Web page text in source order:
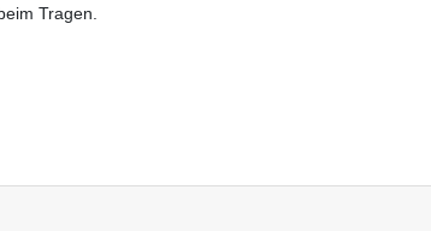
Tragen.